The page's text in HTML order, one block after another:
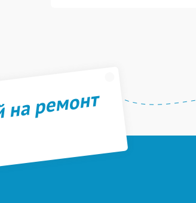
ремонт